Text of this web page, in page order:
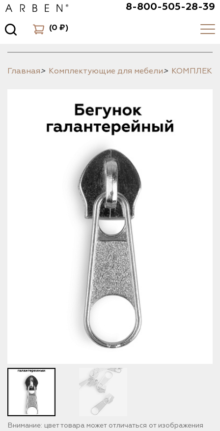
8-800-505-28-39
(0 ₽)
Главная> Комплектующие для мебели>
Внимание: цвет товара может отличаться от изображения